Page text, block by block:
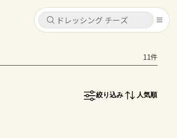
キャンセル
ログインするとレシピを保存できます
キャンセル
コンテンツ
11件
絞り込み 人気順